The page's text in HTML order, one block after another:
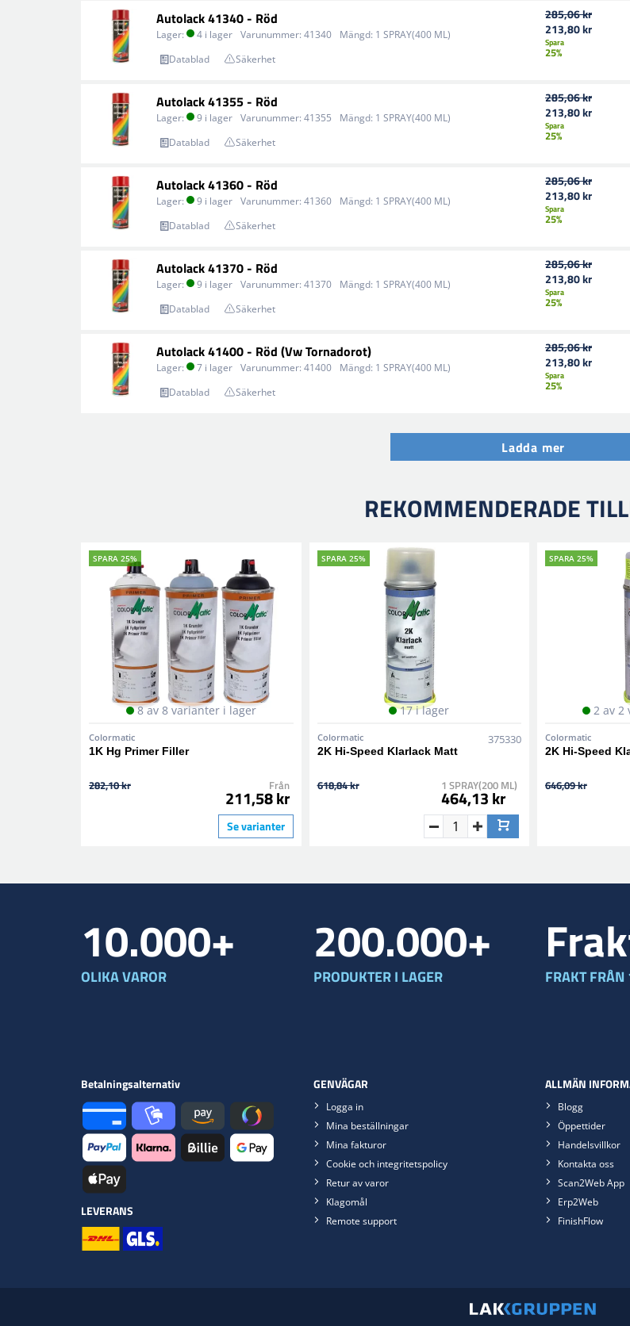
Autolack 41340 - Röd
Lager: 4 i lager Varunummer: 41340 Mängd: 1 SPRAY(400 ML)
Datablad
Säkerhet
285,06 kr
213,80 kr
Spara
25%
Autolack 41355 - Röd
Lager: 9 i lager Varunummer: 41355 Mängd: 1 SPRAY(400 ML)
Datablad
Säkerhet
285,06 kr
213,80 kr
Spara
25%
Autolack 41360 - Röd
Lager: 9 i lager Varunummer: 41360 Mängd: 1 SPRAY(400 ML)
Datablad
Säkerhet
285,06 kr
213,80 kr
Spara
25%
Autolack 41370 - Röd
Lager: 9 i lager Varunummer: 41370 Mängd: 1 SPRAY(400 ML)
Datablad
Säkerhet
285,06 kr
213,80 kr
Spara
25%
Autolack 41400 - Röd (Vw Tornadorot)
Lager: 7 i lager Varunummer: 41400 Mängd: 1 SPRAY(400 ML)
Datablad
Säkerhet
285,06 kr
213,80 kr
Spara
25%
Ladda mer
REKOMMENDERADE
SPARA 25%
8 av 8 varianter i lager
Colormatic
1K Hg Primer Filler
282,10 kr Från
211,58 kr
Se varianter
SPARA 25%
17 i lager
Colormatic 375330
2K Hi-Speed Klarlack Matt
618,84 kr 1 SPRAY(200 ML)
464,13 kr
SPARA 25%
2 av 2
Colormatic
2K Hi-Speed
646,09 kr
10.000+
OLIKA VAROR
200.000+
PRODUKTER I LAGER FRAKT
Betalningsalternativ
LEVERANS
GENVÄGAR
Logga in
Mina beställningar
Mina fakturor
Cookie och integritetspolicy
Retur av varor
Klagomål
Remote support
ALLMÄN
Blogg
Öppettider
Handelsvillkor
Kontakta oss
Scan2Web App
Erp2Web
FinishFlow